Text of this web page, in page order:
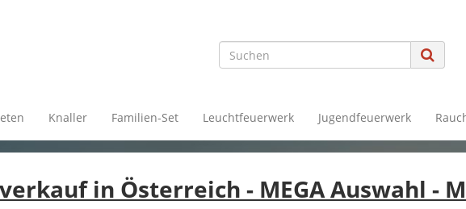
Knaller Familien-Set Leuchtfeuerwerk Jugendfeuerwerk
in Österreich - MEGA Auswahl -